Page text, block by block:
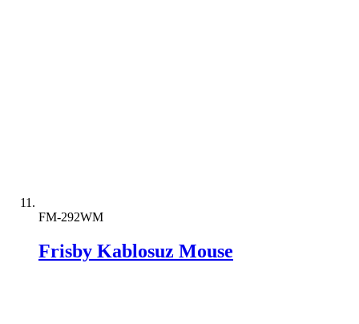
FM-292WM
Frisby Kablosuz Mouse